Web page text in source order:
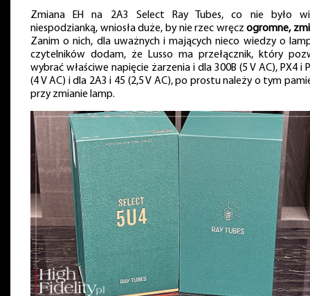
Zmiana EH na 2A3 Select Ray Tubes, co nie było
niespodzianką, wniosła duże, by nie rzec wręczogromne,
Zanim o nich, dla uważnych i mających nieco wiedzy o
czytelników dodam, że Lusso ma przełącznik, który
wybrać właściwe napięcie żarzenia i dla 300B (5 V AC), PX4 i
(4 V AC) i dla 2A3 i 45 (2,5 V AC), po prostu należy o tym
przy zmianie lamp.